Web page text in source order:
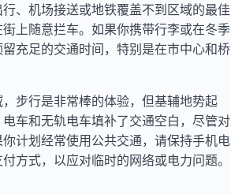
、机场接送或地铁覆盖不到区域的最佳
上随意拦车。如果你携带行李或在冬季
充足的交通时间，特别是在市中心和桥
步行是非常棒的体验，但基辅地势起
车和无轨电车填补了交通空白，尽管对
计划经常使用公共交通，请保持手机电
方式，以应对临时的网络或电力问题。